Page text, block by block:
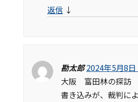
返信 ↓
勘太郎 2024年5月8
大阪 富田林の探訪
書き込みが、裁判に